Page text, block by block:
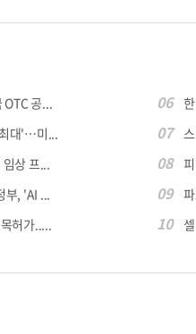
OTC 공...
대'…미...
상 프...
부, 'AI ...
허가.....
06
07
08
09
10